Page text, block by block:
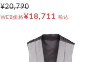
¥20,790
WEB価格¥18,711 税込